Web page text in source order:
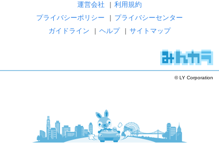
運営会社 | 利用規約
プライバシーポリシー
| プライバシーセンター
ガイドライン
| ヘルプ | サイトマップ
© LY Corporation